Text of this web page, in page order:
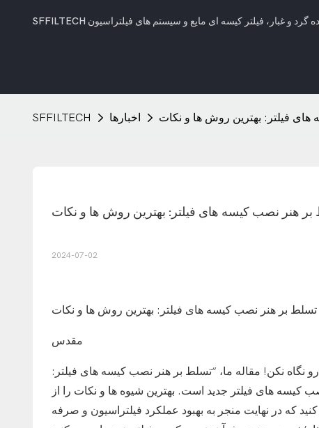
SFFILTECH اخبارها فیلتر: بهترین روش ها و نکات
هنر نصب کیسه های فیلتر: بهترین روش ها و نکات
2024-07-02
تسلط بر هنر نصب کیسه های فیلتر: بهترین روش ها و نکات
مقدس
نگاه نکن! مقاله ما، “تسلط بر هنر نصب کیسه های فیلتر:
کیسه های فیلتر جدید است. بهترین شیوه ها و نکات را از
که در نهایت منجر به بهبود عملکرد فیلتراسیون و صرفه